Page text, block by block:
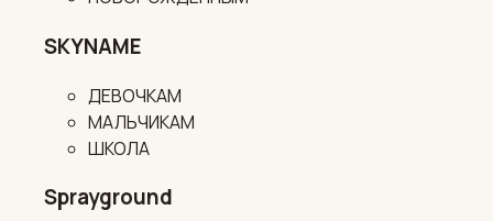
SKYNAME
ДЕВОЧКАМ
МАЛЬЧИКАМ
ШКОЛА
Sprayground